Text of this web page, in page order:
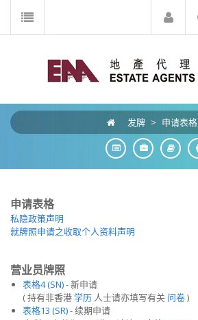
发牌 > 申请表格
申请表格
私隐政策声明
就牌照申请之收取个人资料声明
营业员牌照
表格4 (SN)- 新申请
( 持有非香港学历 人士请亦填写有关 问卷)
表格13 (SR)- 续期申请